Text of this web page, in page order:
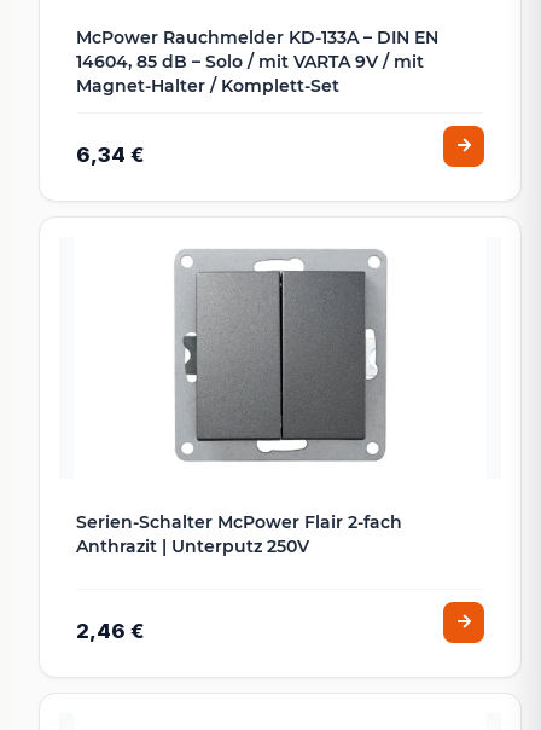
McPower Rauchmelder KD-133A – DIN EN
14604, 85 dB – Solo / mit VARTA 9V / mit
Magnet-Halter / Komplett-Set
6,34 €
Serien-Schalter McPower Flair 2-fach
Anthrazit | Unterputz 250V
2,46 €